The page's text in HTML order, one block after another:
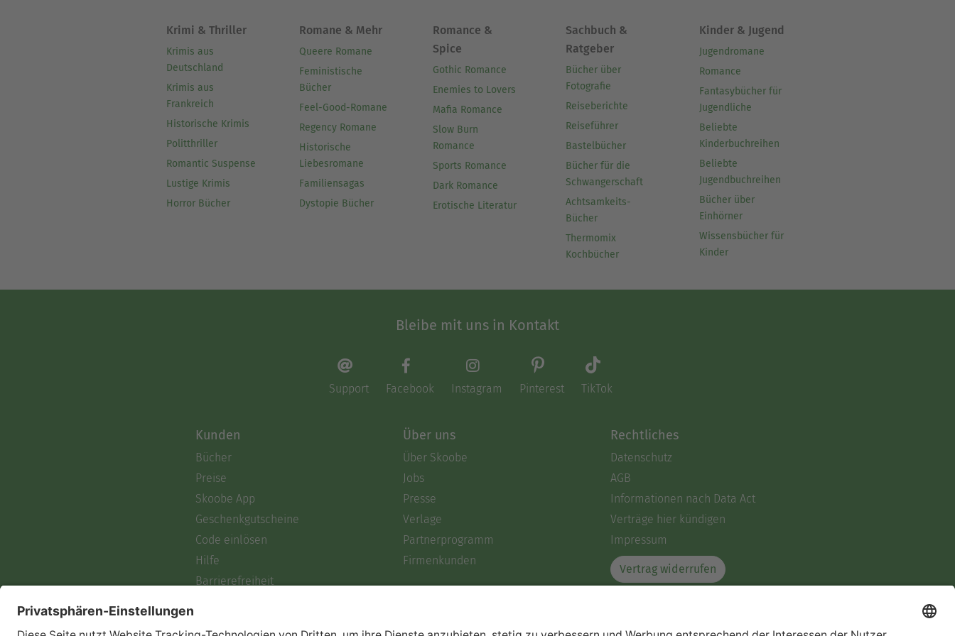
Krimi & Thriller
Krimis aus
Deutschland
Krimis aus
Frankreich
Historische Krimis
Politthriller
Romantic Suspense
Lustige Krimis
Horror Bücher
Romane & Mehr
Queere Romane
Feministische
Bücher
Feel-Good-Romane
Regency Romane
Historische
Liebesromane
Familiensagas
Dystopie Bücher
Romance &
Spice
Gothic Romance
Enemies to Lovers
Mafia Romance
Slow Burn
Romance
Sports Romance
Dark Romance
Erotische Literatur
Sachbuch &
Ratgeber
Bücher über
Fotografie
Reiseberichte
Reiseführer
Bastelbücher
Bücher für die
Schwangerschaft
Achtsamkeits-
Bücher
Thermomix
Kochbücher
Kinder & Jugend
Jugendromane
Romance
Fantasybücher für
Jugendliche
Beliebte
Kinderbuchreihen
Beliebte
Jugendbuchreihen
Bücher über
Einhörner
Wissensbücher für
Kinder
Bleibe mit uns in Kontakt
Support Facebook Instagram Pinterest TikTok
Kunden
Bücher
Preise
Skoobe App
Geschenkgutscheine
Code einlösen
Hilfe
Barrierefreiheit
Über uns
Über Skoobe
Jobs
Presse
Verlage
Partnerprogramm
Firmenkunden
Rechtliches
Datenschutz
AGB
Informationen nach Data Act
Verträge hier kündigen
Impressum
Vertrag widerrufen